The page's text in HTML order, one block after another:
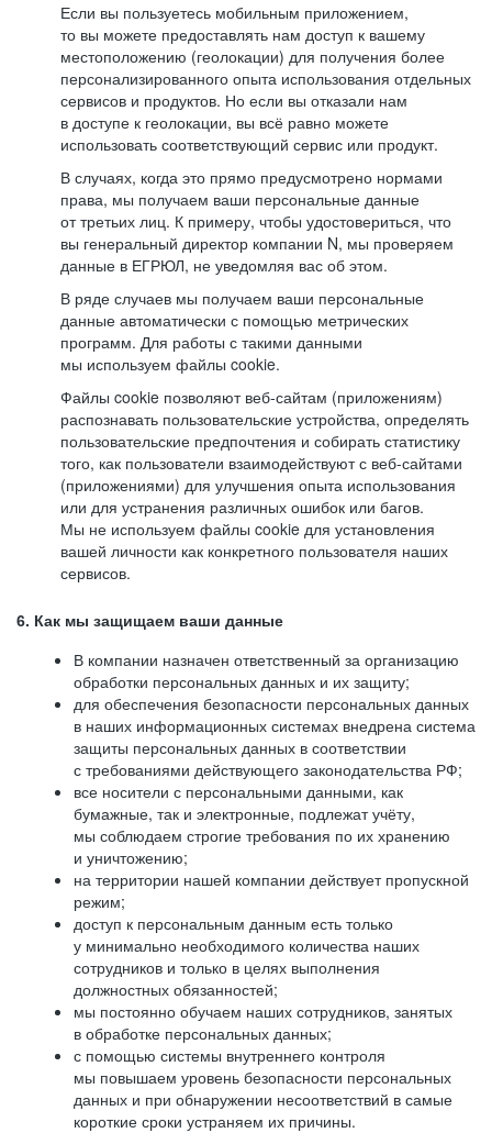
Если вы пользуетесь мобильным приложением,
то вы можете предоставлять нам доступ к вашему
местоположению (геолокации) для получения более
персонализированного опыта использования отдельных
сервисов и продуктов. Но если вы отказали нам
в доступе к геолокации, вы всё равно можете
использовать соответствующий сервис или продукт.
В случаях, когда это прямо предусмотрено нормами
права, мы получаем ваши персональные данные
от третьих лиц. К примеру, чтобы удостовериться, что
вы генеральный директор компании N, мы проверяем
данные в ЕГРЮЛ, не уведомляя вас об этом.
В ряде случаев мы получаем ваши персональные
данные автоматически с помощью метрических
программ. Для работы с такими данными
мы используем файлы cookie.
Файлы cookie позволяют веб-сайтам (приложениям)
распознавать пользовательские устройства, определять
пользовательские предпочтения и собирать статистику
того, как пользователи взаимодействуют с веб-сайтами
(приложениями) для улучшения опыта использования
или для устранения различных ошибок или багов.
Мы не используем файлы cookie для установления
вашей личности как конкретного пользователя наших
сервисов.
6. Как мы защищаем ваши данные
В компании назначен ответственный за организацию
обработки персональных данных и их защиту;
для обеспечения безопасности персональных данных
в наших информационных системах внедрена система
защиты персональных данных в соответствии
с требованиями действующего законодательства РФ;
все носители с персональными данными, как
бумажные, так и электронные, подлежат учёту,
мы соблюдаем строгие требования по их хранению
и уничтожению;
на территории нашей компании действует пропускной
режим;
доступ к персональным данным есть только
у минимально необходимого количества наших
сотрудников и только в целях выполнения
должностных обязанностей;
мы постоянно обучаем наших сотрудников, занятых
в обработке персональных данных;
с помощью системы внутреннего контроля
мы повышаем уровень безопасности персональных
данных и при обнаружении несоответствий в самые
короткие сроки устраняем их причины.